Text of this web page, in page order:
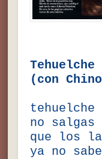
Tehuelche
(con
no salgas
que los
ya no